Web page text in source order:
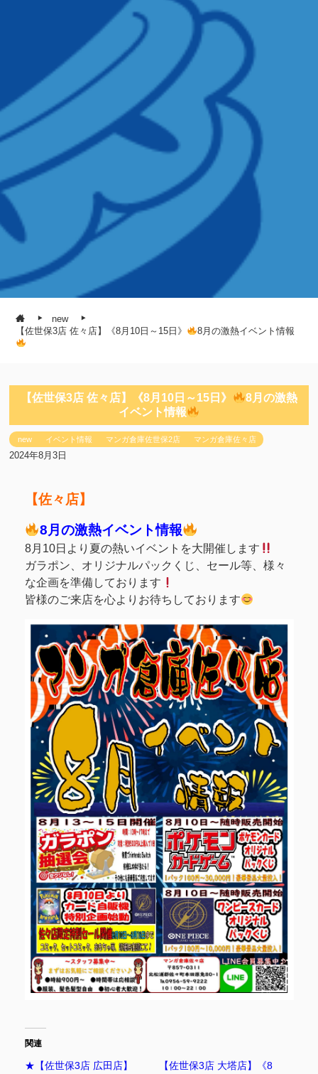
new
【佐世保3店 佐々店】《8月10日～15日》
8月の激熱イベント情報
【佐世保3店 佐々店】《8月10日～15日》
8月の激熱
イベント情報
new イベント情報 マンガ倉庫佐世保2店 マンガ倉庫佐々店
2024年8月3日
【佐々店】
8月の激熱イベント情報
8月10日より夏の熱いイベントを大開催します
ガラポン、オリジナルパックくじ、セール等、様々
な企画を準備しております
皆様のご来店を心よりお待ちしております
関連
★【佐世保3店 広田店】
【佐世保3店 大塔店】《8